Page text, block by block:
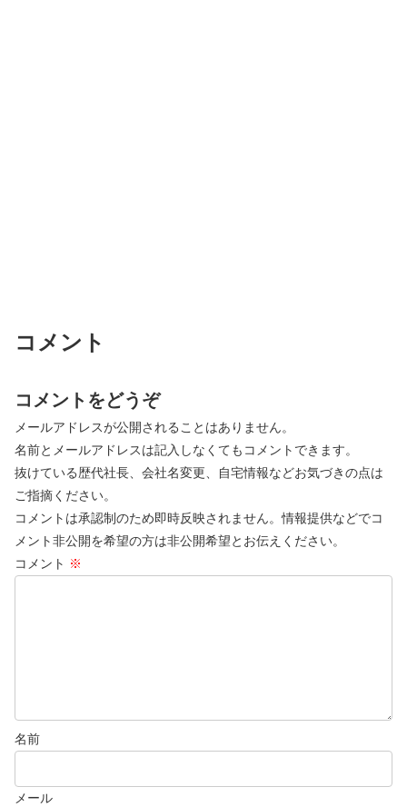
コメント
コメントをどうぞ
メールアドレスが公開されることはありません。
名前とメールアドレスは記入しなくてもコメントできます。
抜けている歴代社長、会社名変更、自宅情報などお気づきの点は
ご指摘ください。
コメントは承認制のため即時反映されません。情報提供などでコ
メント非公開を希望の方は非公開希望とお伝えください。
コメント ※
名前
メール